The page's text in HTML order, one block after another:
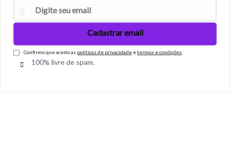
Confirmo que aceito as políticas de privacidadeetermos e condições.
100% livre de spam.